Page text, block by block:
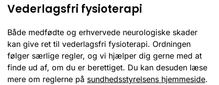
Vederlagsfri fysioterapi
Både medfødte og erhvervede neurologiske skader
kan give ret til vederlagsfri fysioterapi. Ordningen
følger særlige regler, og vi hjælper dig gerne med at
finde ud af, om du er berettiget. Du kan desuden læse
mere om reglerne på sundhedsstyrelsens hjemmeside.